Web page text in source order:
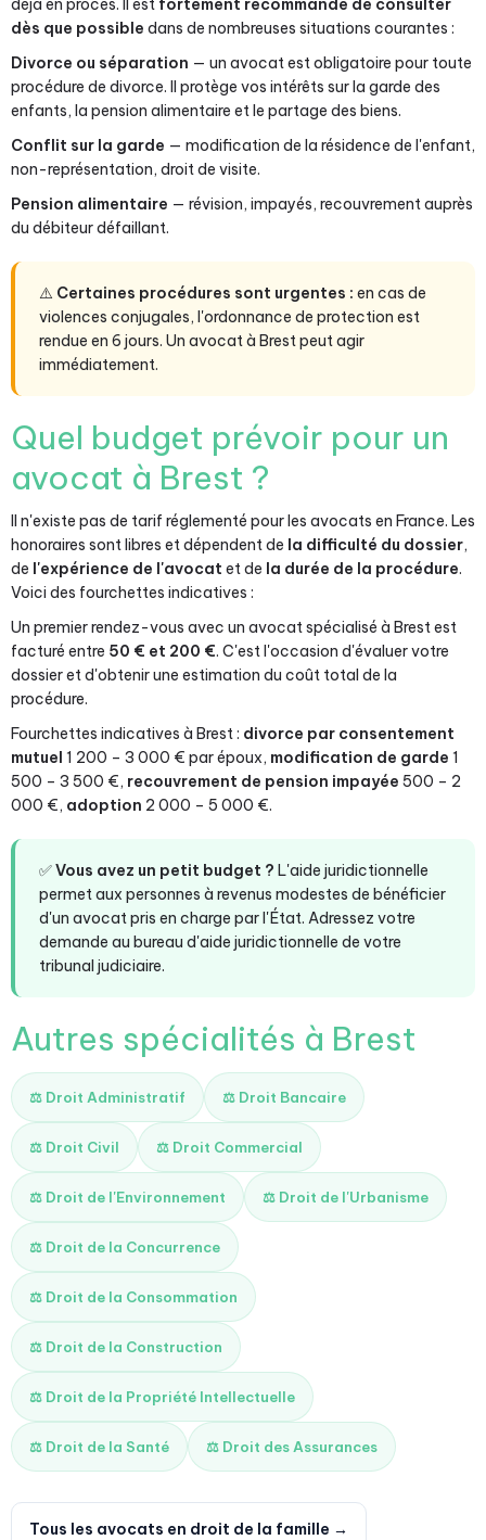
déjà en procès. Il est fortement recommandé de consulter
dès que possible dans de nombreuses situations courantes :
Divorce ou séparation — un avocat est obligatoire pour toute
procédure de divorce. Il protège vos intérêts sur la garde des
enfants, la pension alimentaire et le partage des biens.
Conflit sur la garde — modification de la résidence de l'enfant,
non-représentation, droit de visite.
Pension alimentaire — révision, impayés, recouvrement auprès
du débiteur défaillant.
⚠️ Certaines procédures sont urgentes : en cas de
violences conjugales, l'ordonnance de protection est
rendue en 6 jours. Un avocat à Brest peut agir
immédiatement.
Quel budget prévoir pour un
avocat à Brest ?
Il n'existe pas de tarif réglementé pour les avocats en France. Les
honoraires sont libres et dépendent de la difficulté du dossier,
de l'expérience de l'avocat et de la durée de la procédure.
Voici des fourchettes indicatives :
Un premier rendez-vous avec un avocat spécialisé à Brest est
facturé entre 50 € et 200 €. C'est l'occasion d'évaluer votre
dossier et d'obtenir une estimation du coût total de la
procédure.
Fourchettes indicatives à Brest : divorce par consentement
mutuel 1 200 – 3 000 € par époux, modification de garde 1
500 – 3 500 €, recouvrement de pension impayée 500 – 2
000 €, adoption 2 000 – 5 000 €.
✅Vous avez un petit budget ? L'aide juridictionnelle
permet aux personnes à revenus modestes de bénéficier
d'un avocat pris en charge par l'État. Adressez votre
demande au bureau d'aide juridictionnelle de votre
tribunal judiciaire.
Autres spécialités à Brest
⚖️ Droit Administratif ⚖️ Droit Bancaire
⚖️ Droit Civil ⚖️ Droit Commercial
⚖️ Droit de l'Environnement ⚖️ Droit de l'Urbanisme
⚖️ Droit de la Concurrence
⚖️ Droit de la Consommation
⚖️ Droit de la Construction
⚖️ Droit de la Propriété Intellectuelle
⚖️ Droit de la Santé ⚖️ Droit des Assurances
Tous les avocats en droit de la famille →